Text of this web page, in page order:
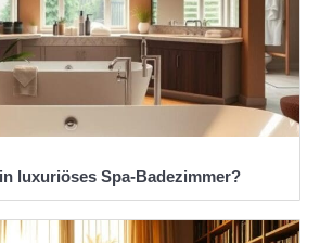
luxuriöses Spa-Badezimmer?